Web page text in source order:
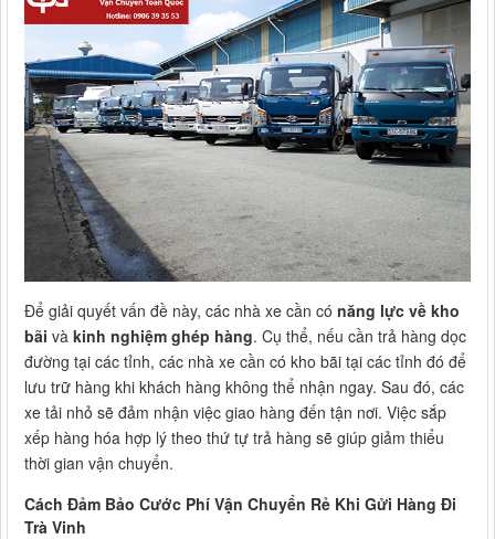
Để giải quyết vấn đề này, các nhà xe cần có năng lực về kho
bãi và kinh nghiệm ghép hàng. Cụ thể, nếu cần trả hàng dọc
đường tại các tỉnh, các nhà xe cần có kho bãi tại các tỉnh đó để
lưu trữ hàng khi khách hàng không thể nhận ngay. Sau đó, các
xe tải nhỏ sẽ đảm nhận việc giao hàng đến tận nơi. Việc sắp
xếp hàng hóa hợp lý theo thứ tự trả hàng sẽ giúp giảm thiểu
thời gian vận chuyển.
Cách Đảm Bảo Cước Phí Vận Chuyển Rẻ Khi Gửi Hàng Đi
Trà Vinh